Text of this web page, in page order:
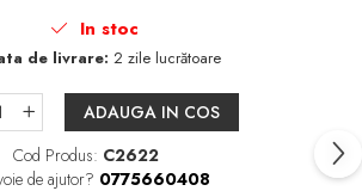
In stoc
de livrare: 2 zile lucrătoare
ADAUGA IN COS
Cod Produs: C2622
de ajutor? 0775660408